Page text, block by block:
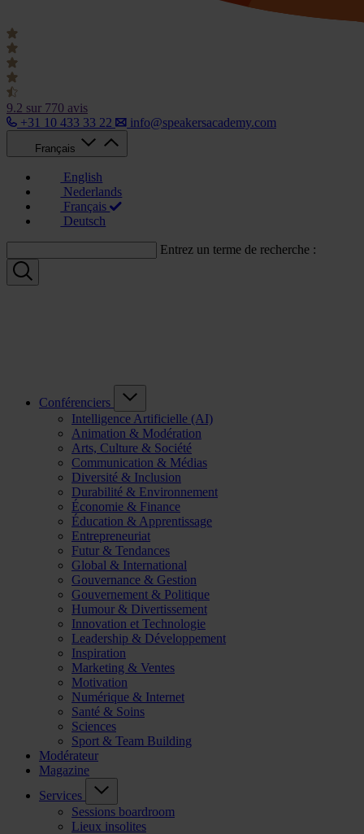
9.2 sur 770 avis
+31 10 433 33 22
info@speakersacademy.com
Français
English
Nederlands
Français
Deutsch
Entrez un terme de recherche :
Conférenciers
Intelligence Artificielle (AI)
Animation & Modération
Arts, Culture & Société
Communication & Médias
Diversité & Inclusion
Durabilité & Environnement
Économie & Finance
Éducation & Apprentissage
Entrepreneuriat
Futur & Tendances
Global & International
Gouvernance & Gestion
Gouvernement & Politique
Humour & Divertissement
Innovation et Technologie
Leadership & Développement
Inspiration
Marketing & Ventes
Motivation
Numérique & Internet
Santé & Soins
Sciences
Sport & Team Building
Modérateur
Magazine
Services
Sessions boardroom
Lieux insolites